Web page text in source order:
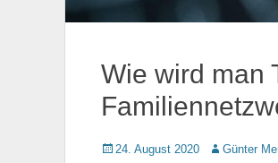
Wie wird man
Gepostet
24. August 2020 AutorGünter